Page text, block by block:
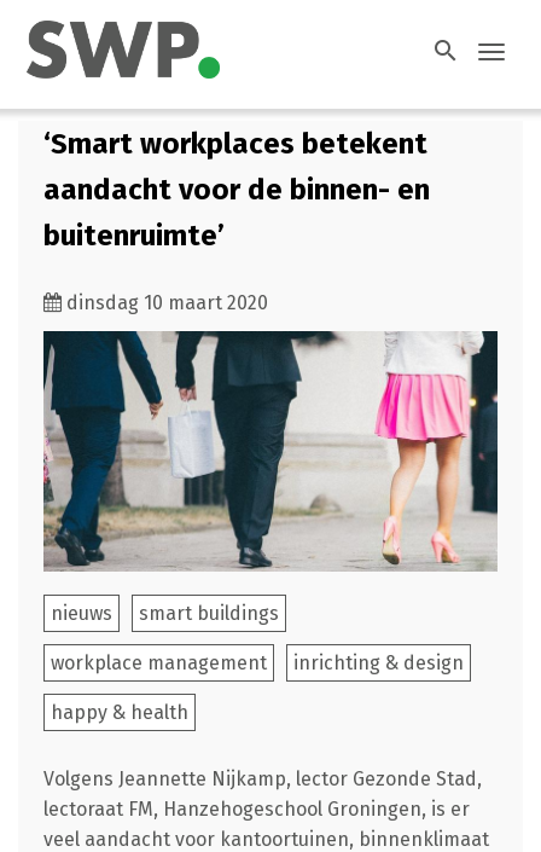
search
‘Smart workplaces betekent
aandacht voor de binnen- en
buitenruimte’
dinsdag 10 maart 2020
nieuws smart buildings
workplace management inrichting & design
happy & health
Volgens Jeannette Nijkamp, lector Gezonde Stad,
lectoraat FM, Hanzehogeschool Groningen, is er
veel aandacht voor kantoortuinen, binnenklimaat